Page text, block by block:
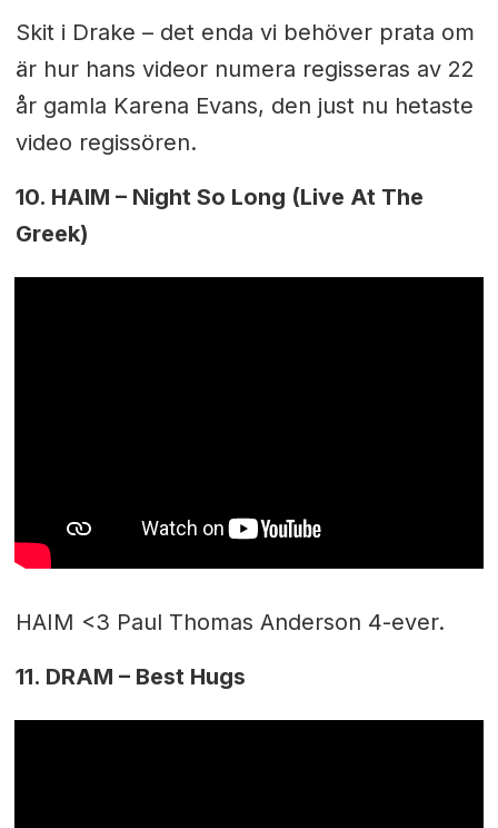
Skit i Drake – det enda vi behöver prata om
är hur hans videor numera regisseras av 22
år gamla Karena Evans, den just nu hetaste
video regissören.
10. HAIM – Night So Long (Live At The
Greek)
HAIM <3 Paul Thomas Anderson 4-ever.
11. DRAM – Best Hugs